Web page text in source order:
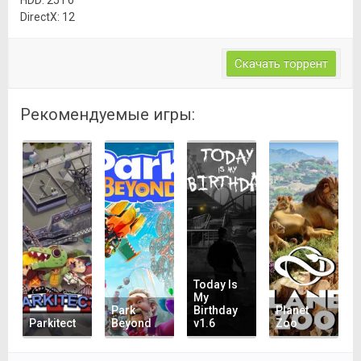
DirectX: 12
Скачать торрент
Рекомендуемые игры:
Parkitect
Park
Beyond
Today Is
My
Birthday
v1.6
Planet
Zoo